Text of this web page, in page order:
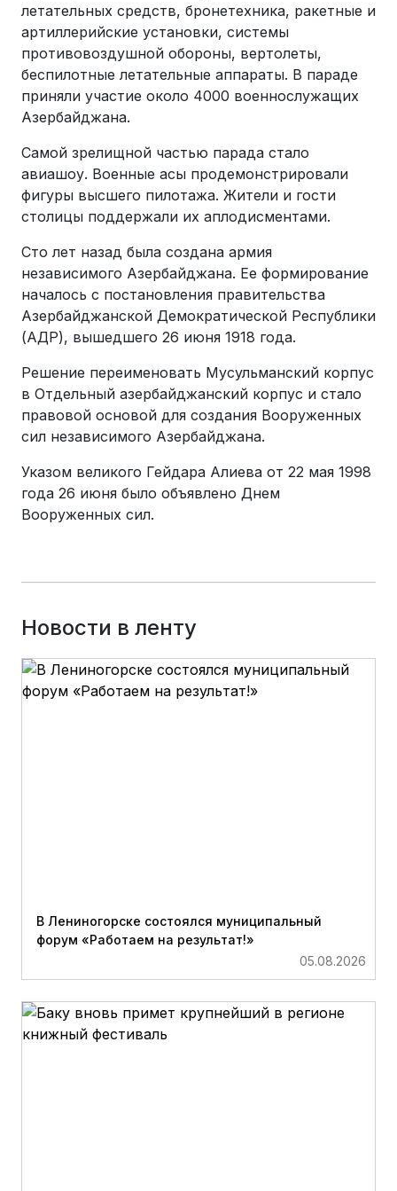
летательных средств, бронетехника, ракетные и
артиллерийские установки, системы
противовоздушной обороны, вертолеты,
беспилотные летательные аппараты. В параде
приняли участие около 4000 военнослужащих
Азербайджана.
Самой зрелищной частью парада стало
авиашоу. Военные асы продемонстрировали
фигуры высшего пилотажа. Жители и гости
столицы поддержали их аплодисментами.
Сто лет назад была создана армия
независимого Азербайджана. Ее формирование
началось с постановления правительства
Азербайджанской Демократической Республики
(АДР), вышедшего 26 июня 1918 года.
Решение переименовать Мусульманский корпус
в Отдельный азербайджанский корпус и стало
правовой основой для создания Вооруженных
сил независимого Азербайджана.
Указом великого Гейдара Алиева от 22 мая 1998
года 26 июня было объявлено Днем
Вооруженных сил.
Новости в ленту
В Лениногорске состоялся муниципальный
форум «Работаем на результат!»
05.08.2026